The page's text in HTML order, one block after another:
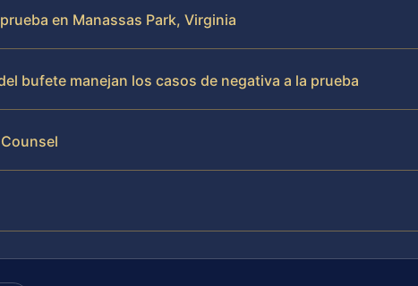
en Manassas Park, Virginia
bufete manejan los casos de negativa a la prueba